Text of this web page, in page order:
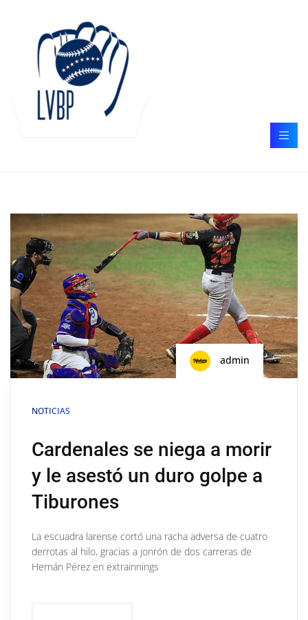
admin
NOTICIAS
Cardenales se niega a morir
y le asestó un duro golpe a
Tiburones
La escuadra larense cortó una racha adversa de cuatro
derrotas al hilo, gracias a jonrón de dos carreras de
Hernán Pérez en extrainnings